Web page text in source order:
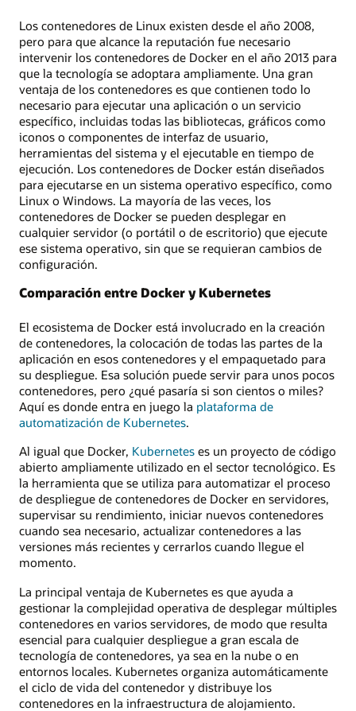
Los contenedores de Linux existen desde el año 2008,
pero para que alcance la reputación fue necesario
intervenir los contenedores de Docker en el año 2013 para
que la tecnología se adoptara ampliamente. Una gran
ventaja de los contenedores es que contienen todo lo
necesario para ejecutar una aplicación o un servicio
específico, incluidas todas las bibliotecas, gráficos como
iconos o componentes de interfaz de usuario,
herramientas del sistema y el ejecutable en tiempo de
ejecución. Los contenedores de Docker están diseñados
para ejecutarse en un sistema operativo específico, como
Linux o Windows. La mayoría de las veces, los
contenedores de Docker se pueden desplegar en
cualquier servidor (o portátil o de escritorio) que ejecute
ese sistema operativo, sin que se requieran cambios de
configuración.
Comparación entre Docker y Kubernetes
El ecosistema de Docker está involucrado en la creación
de contenedores, la colocación de todas las partes de la
aplicación en esos contenedores y el empaquetado para
su despliegue. Esa solución puede servir para unos pocos
contenedores, pero ¿qué pasaría si son cientos o miles?
Aquí es donde entra en juego la plataforma de
automatización de Kubernetes.
Al igual que Docker, Kubernetes es un proyecto de código
abierto ampliamente utilizado en el sector tecnológico. Es
la herramienta que se utiliza para automatizar el proceso
de despliegue de contenedores de Docker en servidores,
supervisar su rendimiento, iniciar nuevos contenedores
cuando sea necesario, actualizar contenedores a las
versiones más recientes y cerrarlos cuando llegue el
momento.
La principal ventaja de Kubernetes es que ayuda a
gestionar la complejidad operativa de desplegar múltiples
contenedores en varios servidores, de modo que resulta
esencial para cualquier despliegue a gran escala de
tecnología de contenedores, ya sea en la nube o en
entornos locales. Kubernetes organiza automáticamente
el ciclo de vida del contenedor y distribuye los
contenedores en la infraestructura de alojamiento.